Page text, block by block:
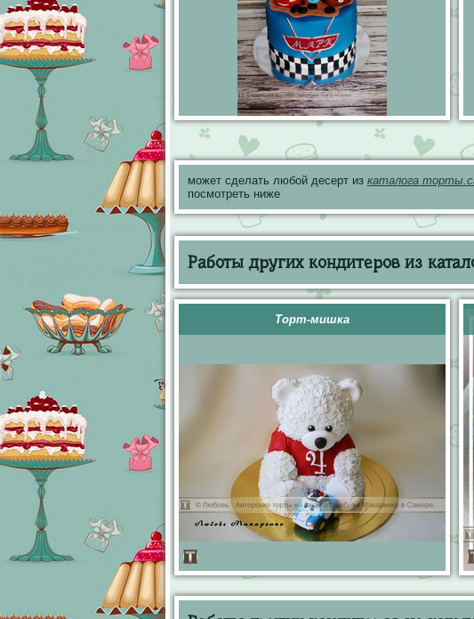
может сделать любой десерт из каталога
посмотреть ниже
Работы других кондитеров из
Торт-мишка